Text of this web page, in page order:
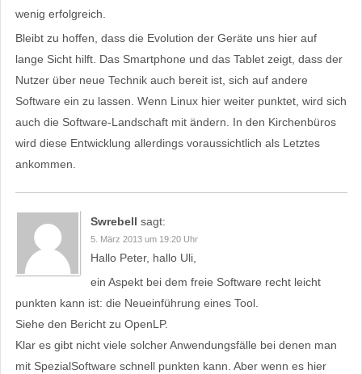
wenig erfolgreich.
Bleibt zu hoffen, dass die Evolution der Geräte uns hier auf
lange Sicht hilft. Das Smartphone und das Tablet zeigt, dass der
Nutzer über neue Technik auch bereit ist, sich auf andere
Software ein zu lassen. Wenn Linux hier weiter punktet, wird sich
auch die Software-Landschaft mit ändern. In den Kirchenbüros
wird diese Entwicklung allerdings voraussichtlich als Letztes
ankommen.
Swrebell sagt:
5. März 2013 um 19:20 Uhr
Hallo Peter, hallo Uli,
ein Aspekt bei dem freie Software recht leicht
punkten kann ist: die Neueinführung eines Tool.
Siehe den Bericht zu OpenLP.
Klar es gibt nicht viele solcher Anwendungsfälle bei denen man
mit SpezialSoftware schnell punkten kann. Aber wenn es hier